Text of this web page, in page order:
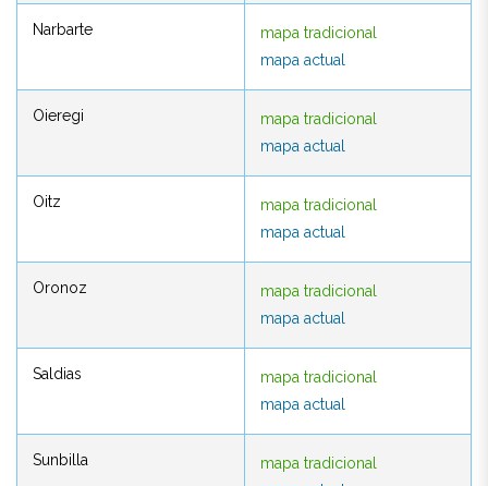
Narbarte
mapa tradicional
mapa actual
Oieregi
mapa tradicional
mapa actual
Oitz
mapa tradicional
mapa actual
Oronoz
mapa tradicional
mapa actual
Saldias
mapa tradicional
mapa actual
Sunbilla
mapa tradicional
mapa actual
mapa actual
mapa actual
mapa actual
mapa actual
mapa actual